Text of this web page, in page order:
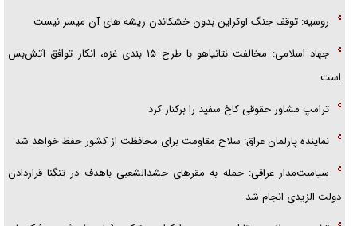
روسیه: توقف جنگ اوکراین بدون خشکاندن ریشه های آن میسر نیست
جهاد اسلامی: مخالفت نتانیاهو با طرح ۱۵ بندی غزه، انکار توافق آتش‌بس
است
ترامپ مشاور حقوقی کاخ سفید را برکنار کرد
نماینده پارلمان عراق: سلاح مقاومت برای محافظت از کشور حفظ خواهد شد
سیاست‌مدار عراقی: حمله به مقرهای حشدالشعبی باهدف در تنگنا قراردادن
دولت الزیدی انجام شد